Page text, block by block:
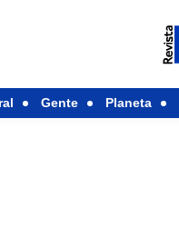
Gente Planeta